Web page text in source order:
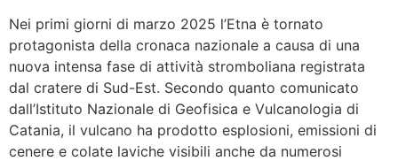
Nei primi giorni di marzo 2025 l’Etna è tornato
protagonista della cronaca nazionale a causa di una
nuova intensa fase di attività stromboliana registrata
dal cratere di Sud-Est. Secondo quanto comunicato
dall’Istituto Nazionale di Geofisica e Vulcanologia di
Catania, il vulcano ha prodotto esplosioni, emissioni di
cenere e colate laviche visibili anche da numerosi